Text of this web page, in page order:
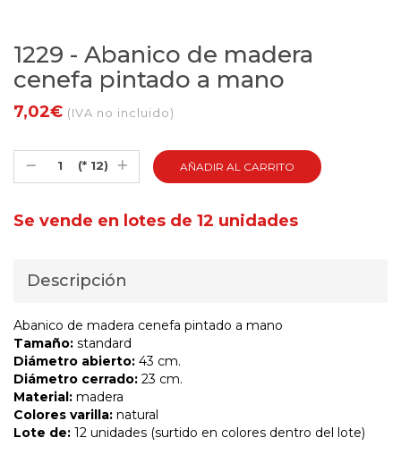
1229 - Abanico de madera
cenefa pintado a mano
7,02€ (IVA no incluido)
(* 12)
Se vende en lotes de 12 unidades
Descripción
Abanico de madera cenefa pintado a mano
Tamaño: standard
Diámetro abierto: 43 cm.
Diámetro cerrado: 23 cm.
Material: madera
Colores varilla: natural
Lote de: 12 unidades (surtido en colores dentro del lote)